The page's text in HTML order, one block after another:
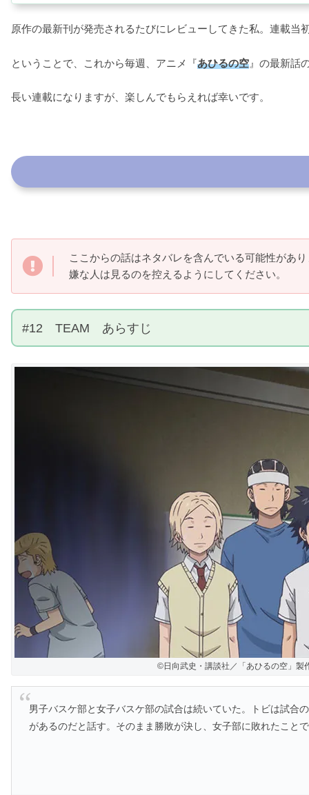
原作の最新刊が発売されるたびにレビューしてきた私。連載
ということで、これから毎週、アニメ『あひるの空 』の最新話
長い連載になりますが、楽しんでもらえれば幸いです。
ここからの話はネタバレを含んでいる可能性があ
嫌な人は見るのを控えるようにしてください。
#12 TEAM あらすじ
©日向武史・講談社／「あひるの空」製
男子バスケ部と女子バスケ部の試合は続いていた。トビは試合
があるのだと話す。そのまま勝敗が決し、女子部に敗れたこ